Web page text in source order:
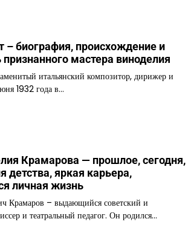
– биография, происхождение и
мастера виноделия
итальянский композитор, дирижер и
1932 года в…
Крамарова — прошлое, сегодня,
детства, яркая карьера,
личная жизнь
Крамаров – выдающийся советский и
и театральный педагог. Он родился…